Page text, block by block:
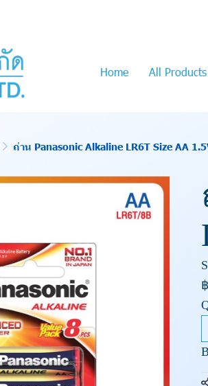
Home All Products
ถ่าน Panasonic Alkaline LR6T Size AA